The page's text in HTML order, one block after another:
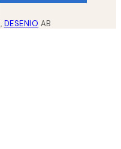
, DESENIO AB